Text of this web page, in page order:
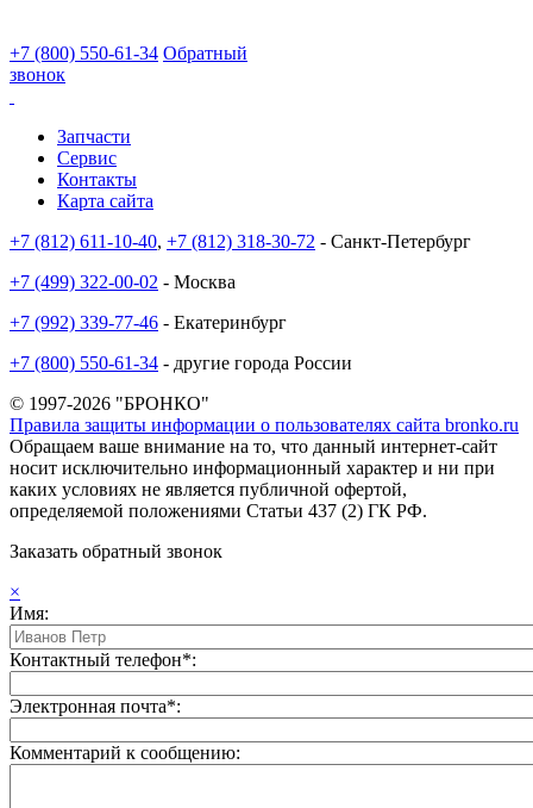
+7 (800) 550-61-34 Обратный
звонок
Запчасти
Сервис
Контакты
Карта сайта
+7 (812) 611-10-40, +7 (812) 318-30-72 - Санкт-Петербург
+7 (499) 322-00-02 - Москва
+7 (992) 339-77-46 - Екатеринбург
+7 (800) 550-61-34 - другие города России
© 1997-2026 "БРОНКО"
Правила защиты информации о пользователях сайта bronko.ru
Обращаем ваше внимание на то, что данный интернет-сайт
носит исключительно информационный характер и ни при
каких условиях не является публичной офертой,
определяемой положениями Статьи 437 (2) ГК РФ.
Заказать обратный звонок
×
Имя:
Контактный телефон*:
Электронная почта*:
Комментарий к сообщению: